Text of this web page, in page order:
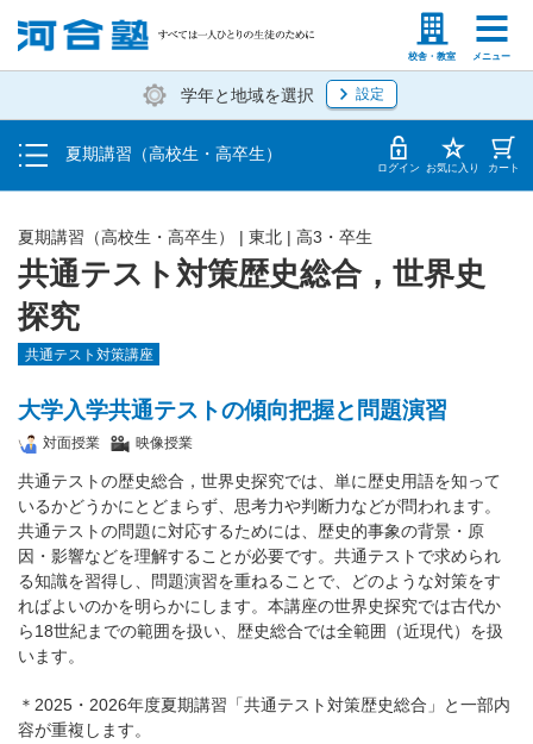
校舎・教室 メニュー
塾生の方 高等学校の先生
学年と地域を選択 設定
夏期講習（高校生・高卒生）
受講料・お申し込み方法
受講開始までの流れ
校舎・教室一覧 ログイン お気に入り カート
共通テスト対策歴史総合，世界史
探究
夏期講習（高校生・高卒生） | 東北 | 高3・卒生
共通テスト対策講座
大学入学共通テストの傾向把握と問題演習
対面授業 映像授業
共通テストの歴史総合，世界史探究では、単に歴史用語を知って
いるかどうかにとどまらず、思考力や判断力などが問われます。
共通テストの問題に対応するためには、歴史的事象の背景・原
因・影響などを理解することが必要です。共通テストで求められ
る知識を習得し、問題演習を重ねることで、どのような対策をす
ればよいのかを明らかにします。本講座の世界史探究では古代か
ら18世紀までの範囲を扱い、歴史総合では全範囲（近現代）を扱
います。
＊2025・2026年度夏期講習「共通テスト対策歴史総合」と一部内
容が重複します。